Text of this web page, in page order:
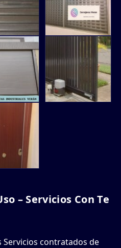
– Servicios Con Te
Servicios contratados de